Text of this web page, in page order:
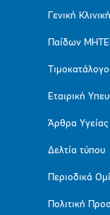
Γενική Κλινική
Παίδων
Εταιρική
Άρθρα Υγείας
Δελτία τύπου
Περιοδικά
Πολιτική